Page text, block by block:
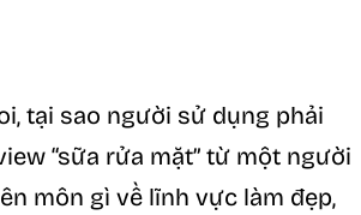
tại sao người sử dụng phải
“sữa rửa mặt” từ một người
môn gì về lĩnh vực làm đẹp,